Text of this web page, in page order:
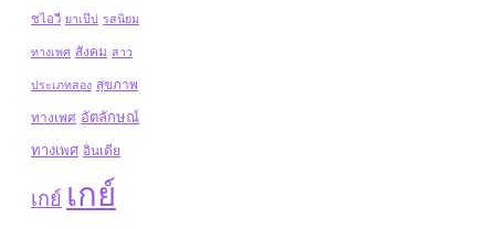
ชไอวี ยาเป๊ป รสนิยม
ทางเพศ สังคม สาว
ประเภทสอง สุขภาพ
ทางเพศ อัตลักษณ์
ทางเพศ อินเดีย
เกย์ เกย์